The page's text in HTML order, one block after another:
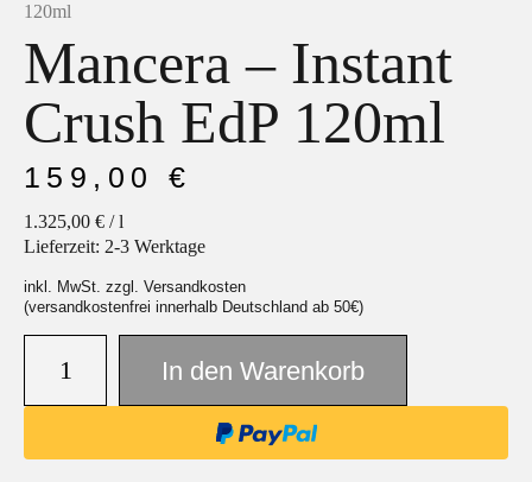
Raumdüfte
weitere Marken im Ladenlokal
Marken
FacebookInstagram
120ml
Mancera – Instant
Crush EdP 120ml
159,00 €
1.325,00 € /l
Lieferzeit: 2-3 Werktage
inkl. MwSt. zzgl. Versandkosten
(versandkostenfrei innerhalb Deutschland ab 50€)
In den Warenkorb